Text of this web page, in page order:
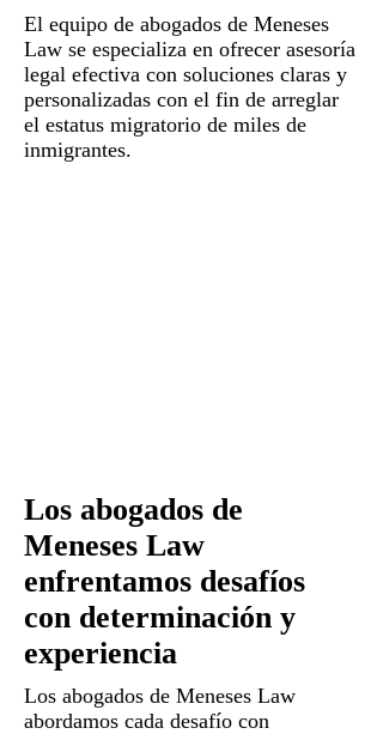
El equipo de abogados de Meneses
Law se especializa en ofrecer asesoría
legal efectiva con soluciones claras y
personalizadas con el fin de arreglar
el estatus migratorio de miles de
inmigrantes.
Los abogados de
Meneses Law
enfrentamos desafíos
con determinación y
experiencia
Los abogados de Meneses Law
abordamos cada desafío con